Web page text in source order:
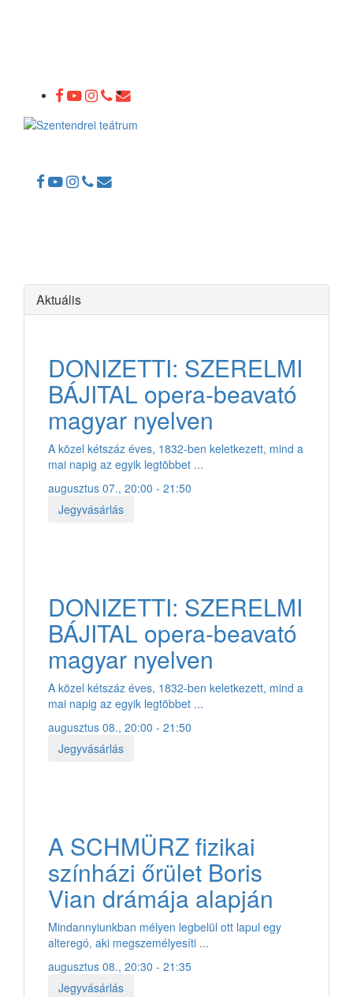
Aktuális
DONIZETTI: SZERELMI
BÁJITAL opera-beavató
magyar nyelven
A közel kétszáz éves, 1832-ben keletkezett, mind a
mai napig az egyik legtöbbet ...
augusztus 07., 20:00 - 21:50
Jegyvásárlás
DONIZETTI: SZERELMI
BÁJITAL opera-beavató
magyar nyelven
A közel kétszáz éves, 1832-ben keletkezett, mind a
mai napig az egyik legtöbbet ...
augusztus 08., 20:00 - 21:50
Jegyvásárlás
A SCHMÜRZ fizikai
színházi őrület Boris
Vian drámája alapján
Mindannyiunkban mélyen legbelül ott lapul egy
alteregó, aki megszemélyesíti ...
augusztus 08., 20:30 - 21:35
Jegyvásárlás